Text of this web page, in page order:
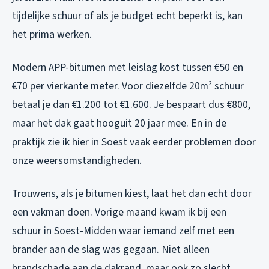
tijdelijke schuur of als je budget echt beperkt is, kan
het prima werken.
Modern APP-bitumen met leislag kost tussen €50 en
€70 per vierkante meter. Voor diezelfde 20m² schuur
betaal je dan €1.200 tot €1.600. Je bespaart dus €800,
maar het dak gaat hooguit 20 jaar mee. En in de
praktijk zie ik hier in Soest vaak eerder problemen door
onze weersomstandigheden.
Trouwens, als je bitumen kiest, laat het dan echt door
een vakman doen. Vorige maand kwam ik bij een
schuur in Soest-Midden waar iemand zelf met een
brander aan de slag was gegaan. Niet alleen